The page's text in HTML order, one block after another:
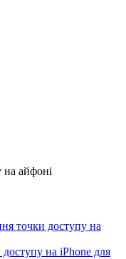
айфоні
точки доступу на
на iPhone для